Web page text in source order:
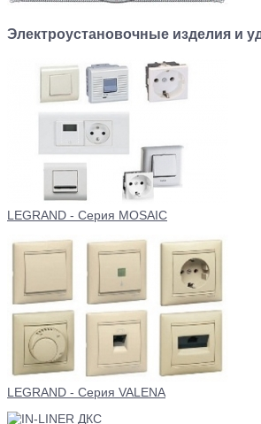
Электроустановочные изделия и
LEGRAND - Серия MOSAIC
LEGRAND - Серия VALENA